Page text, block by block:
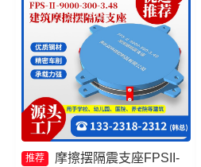
推荐
摩擦摆隔震支座FPSII-